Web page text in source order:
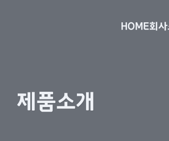
HOME회
제품소개